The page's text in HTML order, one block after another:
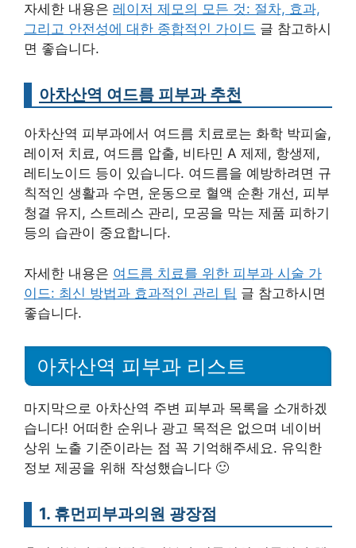
자세한 내용은 레이저 제모의 모든 것: 절차, 효과,
그리고 안전성에 대한 종합적인 가이드 글 참고하시
면 좋습니다.
아차산역 여드름 피부과 추천
아차산역 피부과에서 여드름 치료로는 화학 박피술,
레이저 치료, 여드름 압출, 비타민 A 제제, 항생제,
레티노이드 등이 있습니다. 여드름을 예방하려면 규
칙적인 생활과 수면, 운동으로 혈액 순환 개선, 피부
청결 유지, 스트레스 관리, 모공을 막는 제품 피하기
등의 습관이 중요합니다.
자세한 내용은 여드름 치료를 위한 피부과 시술 가
이드: 최신 방법과 효과적인 관리 팁 글 참고하시면
좋습니다.
아차산역 피부과 리스트
마지막으로 아차산역 주변 피부과 목록을 소개하겠
습니다! 어떠한 순위나 광고 목적은 없으며 네이버
상위 노출 기준이라는 점 꼭 기억해주세요. 유익한
정보 제공을 위해 작성했습니다 🙂
1. 휴먼피부과의원 광장점